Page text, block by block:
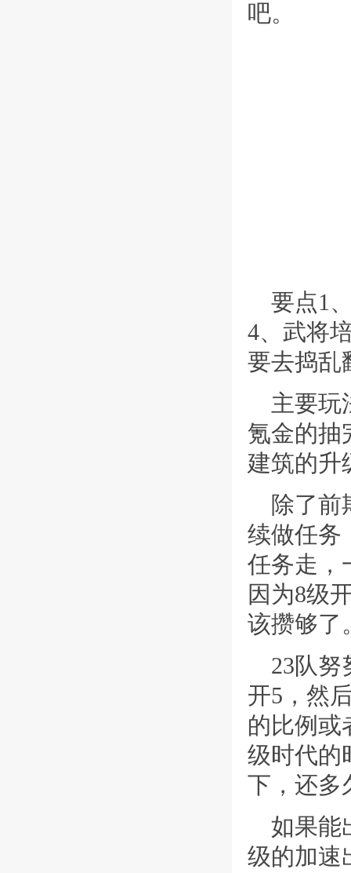
吧。
要点1
4、武将
要去捣乱
主要玩
氪金的抽
建筑的升
除了前
续做任务
任务走，
因为8级
该攒够了
23队努
开5，然
的比例或
级时代的
下，还多
如果能
级的加速